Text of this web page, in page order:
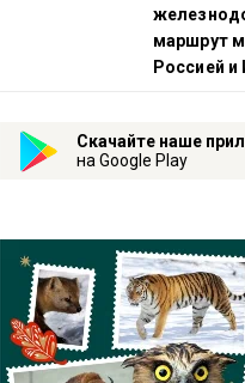
маршрут
Россией и
Скачайте наше
на Google Play